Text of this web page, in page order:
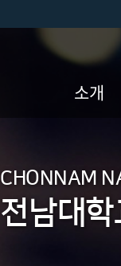
소개
연혁
교수진 및 조
CHONNAM
전남대